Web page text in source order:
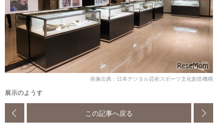
画像出典：日本デジタル芸術スポーツ文化創造機構
展示のようす
この記事へ戻る